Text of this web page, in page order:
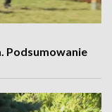
Podsumowanie